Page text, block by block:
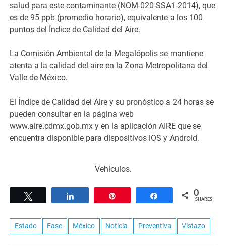
salud para este contaminante (NOM-020-SSA1-2014), que
es de 95 ppb (promedio horario), equivalente a los 100
puntos del Índice de Calidad del Aire.
La Comisión Ambiental de la Megalópolis se mantiene
atenta a la calidad del aire en la Zona Metropolitana del
Valle de México.
El Índice de Calidad del Aire y su pronóstico a 24 horas se
pueden consultar en la página web
www.aire.cdmx.gob.mx y en la aplicación AIRE que se
encuentra disponible para dispositivos iOS y Android.
Vehículos.
Share 0
SHARES
Estado Fase México Noticia Preventiva Vistazo